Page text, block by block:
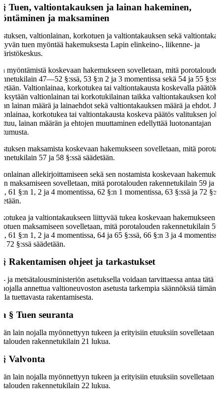
Tuen, valtiontakauksen ja lainan hakeminen,
ja maksaminen
valtionlainan, korkotuen ja valtiontakauksen sekä
tuen myöntää hakemuksesta Lapin elinkeino-, liikenne- ja
myöntämistä koskevaan hakemukseen sovelletaan, mitä
47—52 §:ssä, 53 §:n 2 ja 3 momentissa sekä 54 ja 55
Valtionlainaa, korkotukea tai valtiontakausta koskevalla
valtionlainan tai korkotukilainan taikka valtiontakauksen
lainan määrä ja lainaehdot sekä valtiontakauksen määrä ja ehdot.
korkotukea tai valtiontakausta koskeva päätös valituksen
lainan määrän ja ehtojen muuttaminen edellyttää luotonantajan
maksamista koskevaan hakemukseen sovelletaan, mitä
57 ja 58 §:ssä säädetään.
allekirjoittamiseen sekä sen nostamista koskevaan
maksamiseen sovelletaan, mitä porotalouden rakennetukilain 59 ja
61 §:n 1, 2 ja 4 momentissa, 62 §:n 1 momentissa, 63 §:ssä ja 72
ja valtiontakaukseen liittyvää tukea koskevaan hakemukseen
maksamiseen sovelletaan, mitä porotalouden rakennetukilain
61 §:n 1, 2 ja 4 momentissa, 64 ja 65 §:ssä, 66 §:n 3 ja 4
72 §:ssä säädetään.
Rakentamisen ohjeet ja tarkastukset
ja metsätalousministeriön asetuksella voidaan tarvittaessa antaa tätä
nojalla annettua valtioneuvoston asetusta tarkempia säännöksiä tämän
tuettavasta rakentamisesta.
§ Tuen seuranta
lain nojalla myönnettyyn tukeen ja erityisiin etuuksiin sovelletaan
rakennetukilain 21 lukua.
Valvonta
lain nojalla myönnettyyn tukeen ja erityisiin etuuksiin sovelletaan
rakennetukilain 22 lukua.